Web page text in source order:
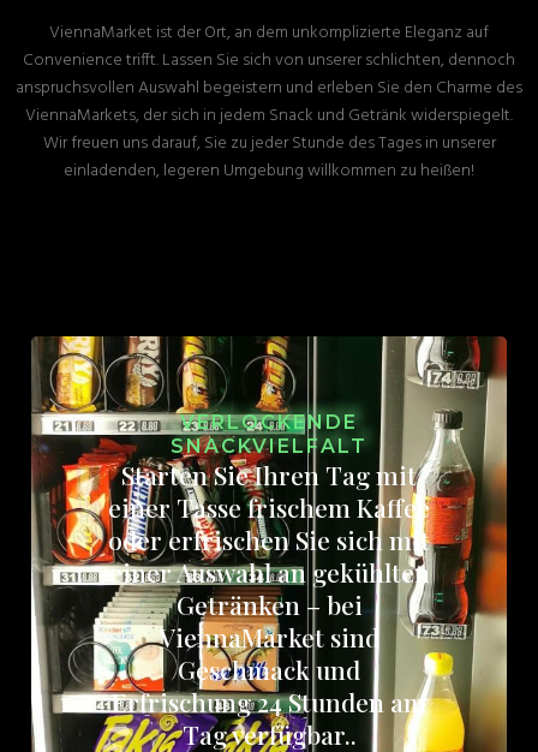
ViennaMarket ist der Ort, an dem unkomplizierte Eleganz auf
Convenience trifft. Lassen Sie sich von unserer schlichten, dennoch
anspruchsvollen Auswahl begeistern und erleben Sie den Charme des
ViennaMarkets, der sich in jedem Snack und Getränk widerspiegelt.
Wir freuen uns darauf, Sie zu jeder Stunde des Tages in unserer
einladenden, legeren Umgebung willkommen zu heißen!
VERLOCKENDE
SNACKVIELFALT
Starten Sie Ihren Tag mit
einer Tasse frischem Kaffee
oder erfrischen Sie sich mit
einer Auswahl an gekühlten
Getränken – bei
ViennaMarket sind
Geschmack und
Erfrischung 24 Stunden am
Tag verfügbar..